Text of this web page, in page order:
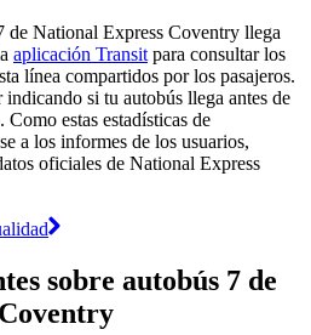
de National Express Coventry llega
aplicación Transit para consultar los
línea compartidos por los pasajeros.
si tu autobús llega antes de
estas estadísticas de
a los informes de los usuarios,
oficiales de National Express
sobre autobús 7 de